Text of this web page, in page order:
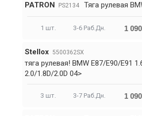
PATRON PS2134 Тяга рулевая
1 шт. 3-6 Раб.Дн. 1
Stellox 5500362SX
тяга рулевая! BMW E87/E90/E91
2.0/1.8D/2.0D 04>
3 шт. 3-7 Раб.Дн. 1